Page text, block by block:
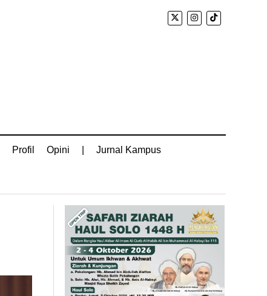
Profil Opini Jurnal Kampus